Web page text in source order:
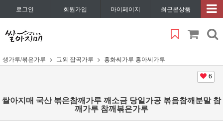
로그인 회원가입 마이페이지 최근본상품
생가루/볶은가루 그외 잡곡가루 홍화씨가루 홍아씨가루
6
쌀아지매 국산 볶은참깨가루 깨소금 당일가공 볶음참깨분말 참
깨가루 참깨볶은가루